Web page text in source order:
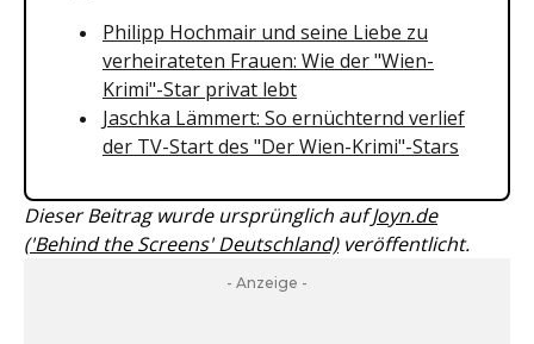
Philipp Hochmair und seine Liebe zu
verheirateten Frauen: Wie der "Wien-
Krimi"-Star privat lebt
Jaschka Lämmert: So ernüchternd verlief
der TV-Start des "Der Wien-Krimi"-Stars
Dieser Beitrag wurde ursprünglich aufJoyn.de
('Behind the Screens' Deutschland)veröffentlicht.
- Anzeige -